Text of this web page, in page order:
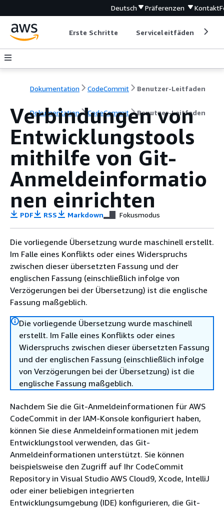
Deutsch Präferenzen Kontakt
Erste Schritte Serviceleitfäden
Dokumentation CodeCommit Benutzer-Leitfaden
Dokumentation CodeCommit Benutzer-Leitfaden
Verbindungen von
Entwicklungstools
mithilfe von Git-
Anmeldeinformatio
nen einrichten
PDF RSS Markdown Fokusmodus
Die vorliegende Übersetzung wurde maschinell erstellt.
Im Falle eines Konflikts oder eines Widerspruchs
zwischen dieser übersetzten Fassung und der
englischen Fassung (einschließlich infolge von
Verzögerungen bei der Übersetzung) ist die englische
Fassung maßgeblich.
Die vorliegende Übersetzung wurde maschinell
erstellt. Im Falle eines Konflikts oder eines
Widerspruchs zwischen dieser übersetzten Fassung
und der englischen Fassung (einschließlich infolge
von Verzögerungen bei der Übersetzung) ist die
englische Fassung maßgeblich.
Nachdem Sie die Git-Anmeldeinformationen für AWS
CodeCommit in der IAM-Konsole konfiguriert haben,
können Sie diese Anmeldeinformationen mit jedem
Entwicklungstool verwenden, das Git-
Anmeldeinformationen unterstützt. Sie können
beispielsweise den Zugriff auf Ihr CodeCommit
Repository in Visual Studio AWS Cloud9, Xcode, IntelliJ
oder einer beliebigen integrierten
Entwicklungsumgebung (IDE) konfigurieren, die Git-